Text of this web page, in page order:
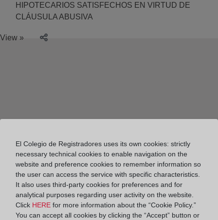
HIPOTECARIOS SATISFECHOS EN VIRTUD DE
CLÁUSULA ABUSIVA
View »
Colegio de Registradores
El Colegio de Registradores uses its own cookies: strictly
necessary technical cookies to enable navigation on the
website and preference cookies to remember information so
the user can access the service with specific characteristics.
It also uses third-party cookies for preferences and for
analytical purposes regarding user activity on the website.
Click HERE for more information about the “Cookie Policy.”
You can accept all cookies by clicking the “Accept” button or